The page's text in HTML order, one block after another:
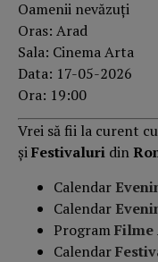
Oamenii nevăzuți
Oras: Arad
Sala: Cinema Arta
Data: 17-05-2026
Ora: 19:00
Vrei să fii la curent
șiFestivaluri din
Calendar
Calendar
ProgramFilme
Calendar